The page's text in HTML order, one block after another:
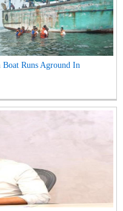
Boat Runs Aground In